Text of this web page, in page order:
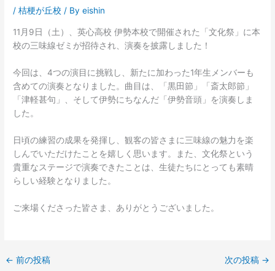
/桔梗が丘校 / Byeishin
11月9日（土）、英心高校 伊勢本校で開催された「文化祭」に本
校の三味線ゼミが招待され、演奏を披露しました！
今回は、4つの演目に挑戦し、新たに加わった1年生メンバーも
含めての演奏となりました。曲目は、「黒田節」「斎太郎節」
「津軽甚句」、そして伊勢にちなんだ「伊勢音頭」を演奏しま
した。
日頃の練習の成果を発揮し、観客の皆さまに三味線の魅力を楽
しんでいただけたことを嬉しく思います。また、文化祭という
貴重なステージで演奏できたことは、生徒たちにとっても素晴
らしい経験となりました。
ご来場くださった皆さま、ありがとうございました。
← 前の投稿 次の投稿 →